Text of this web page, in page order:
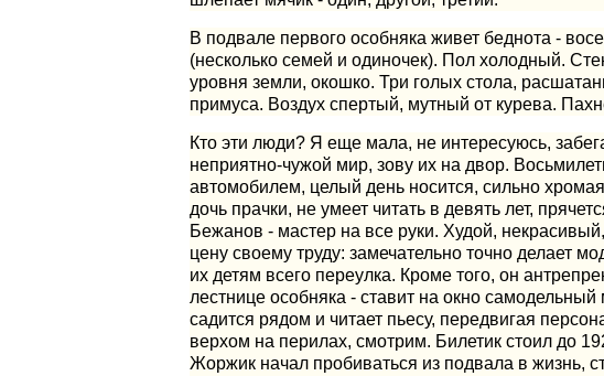
В подвале первого особняка живет беднота -
(несколько семей и одиночек). Пол холодный.
уровня земли, окошко. Три голых стола,
примуса. Воздух спертый, мутный от курева.
Кто эти люди? Я еще мала, не интересуюсь,
неприятно-чужой мир, зову их на двор.
автомобилем, целый день носится, сильно
дочь прачки, не умеет читать в девять лет,
Бежанов - мастер на все руки. Худой,
цену своему труду: замечательно точно делает
их детям всего переулка. Кроме того, он
лестнице особняка - ставит на окно самодельный
садится рядом и читает пьесу, передвигая
верхом на перилах, смотрим. Билетик стоил до
Жоржик начал пробиваться из подвала в жизнь,